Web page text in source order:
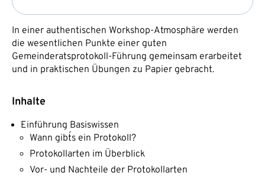
In einer authentischen Workshop-Atmosphäre werden
die wesentlichen Punkte einer guten
Gemeinderatsprotokoll-Führung gemeinsam erarbeitet
und in praktischen Übungen zu Papier gebracht.
Inhalte
Einführung Basiswissen
Wann gibt´s ein Protokoll?
Protokollarten im Überblick
Vor- und Nachteile der Protokollarten